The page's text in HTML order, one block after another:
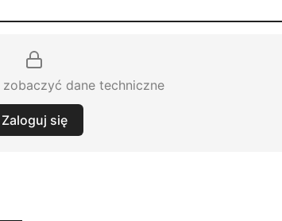
dane techniczne
Zaloguj się